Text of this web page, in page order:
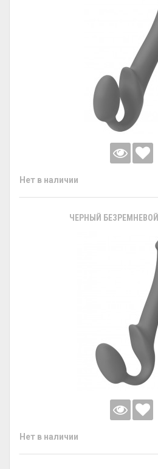
Нет в наличии
ЧЕРНЫЙ
Нет в наличии